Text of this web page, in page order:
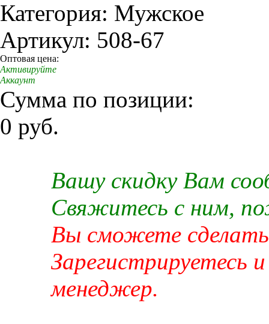
Категория: Мужское
Артикул: 508-67
Оптовая цена:
Активируйте
Аккаунт
Сумма по позиции:
0 руб.
Вашу скидку Вам
Свяжитесь с ним,
Вы сможете сделать
Зарегистрируетесь
менеджер.